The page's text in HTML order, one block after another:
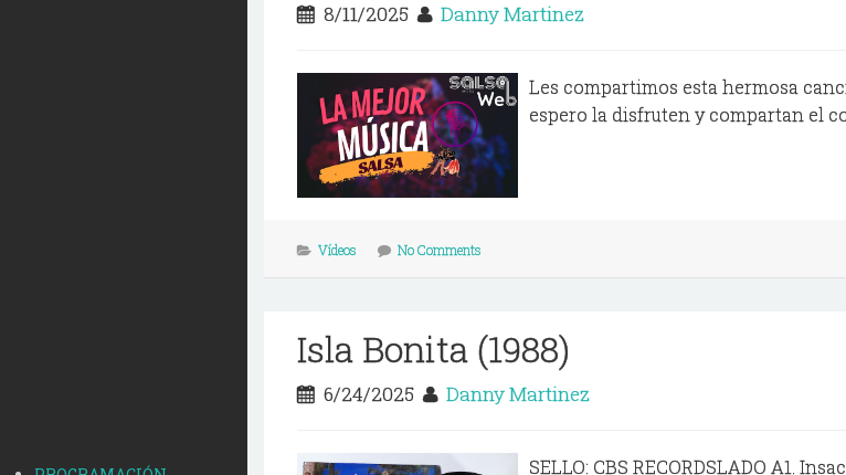
8/11/2025 Danny Martinez
Les compartimos esta hermosa
espero la disfruten y compartan el
Vídeos No Comments
Isla Bonita (1988)
6/24/2025 Danny Martinez
SELLO: CBS RECORDSLADO A1.